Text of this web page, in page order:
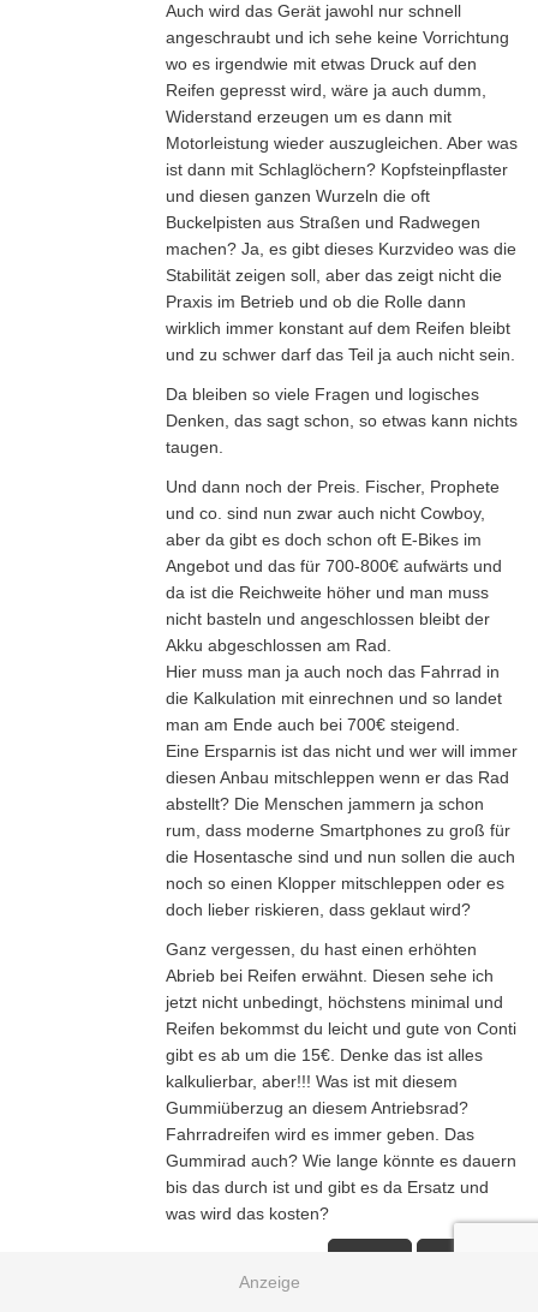
Auch wird das Gerät jawohl nur schnell
angeschraubt und ich sehe keine Vorrichtung
wo es irgendwie mit etwas Druck auf den
Reifen gepresst wird, wäre ja auch dumm,
Widerstand erzeugen um es dann mit
Motorleistung wieder auszugleichen. Aber was
ist dann mit Schlaglöchern? Kopfsteinpflaster
und diesen ganzen Wurzeln die oft
Buckelpisten aus Straßen und Radwegen
machen? Ja, es gibt dieses Kurzvideo was die
Stabilität zeigen soll, aber das zeigt nicht die
Praxis im Betrieb und ob die Rolle dann
wirklich immer konstant auf dem Reifen bleibt
und zu schwer darf das Teil ja auch nicht sein.
Da bleiben so viele Fragen und logisches
Denken, das sagt schon, so etwas kann nichts
taugen.
Und dann noch der Preis. Fischer, Prophete
und co. sind nun zwar auch nicht Cowboy,
aber da gibt es doch schon oft E-Bikes im
Angebot und das für 700-800€ aufwärts und
da ist die Reichweite höher und man muss
nicht basteln und angeschlossen bleibt der
Akku abgeschlossen am Rad.
Hier muss man ja auch noch das Fahrrad in
die Kalkulation mit einrechnen und so landet
man am Ende auch bei 700€ steigend.
Eine Ersparnis ist das nicht und wer will immer
diesen Anbau mitschleppen wenn er das Rad
abstellt? Die Menschen jammern ja schon
rum, dass moderne Smartphones zu groß für
die Hosentasche sind und nun sollen die auch
noch so einen Klopper mitschleppen oder es
doch lieber riskieren, dass geklaut wird?
Ganz vergessen, du hast einen erhöhten
Abrieb bei Reifen erwähnt. Diesen sehe ich
jetzt nicht unbedingt, höchstens minimal und
Reifen bekommst du leicht und gute von Conti
gibt es ab um die 15€. Denke das ist alles
kalkulierbar, aber!!! Was ist mit diesem
Gummiüberzug an diesem Antriebsrad?
Fahrradreifen wird es immer geben. Das
Gummirad auch? Wie lange könnte es dauern
bis das durch ist und gibt es da Ersatz und
was wird das kosten?